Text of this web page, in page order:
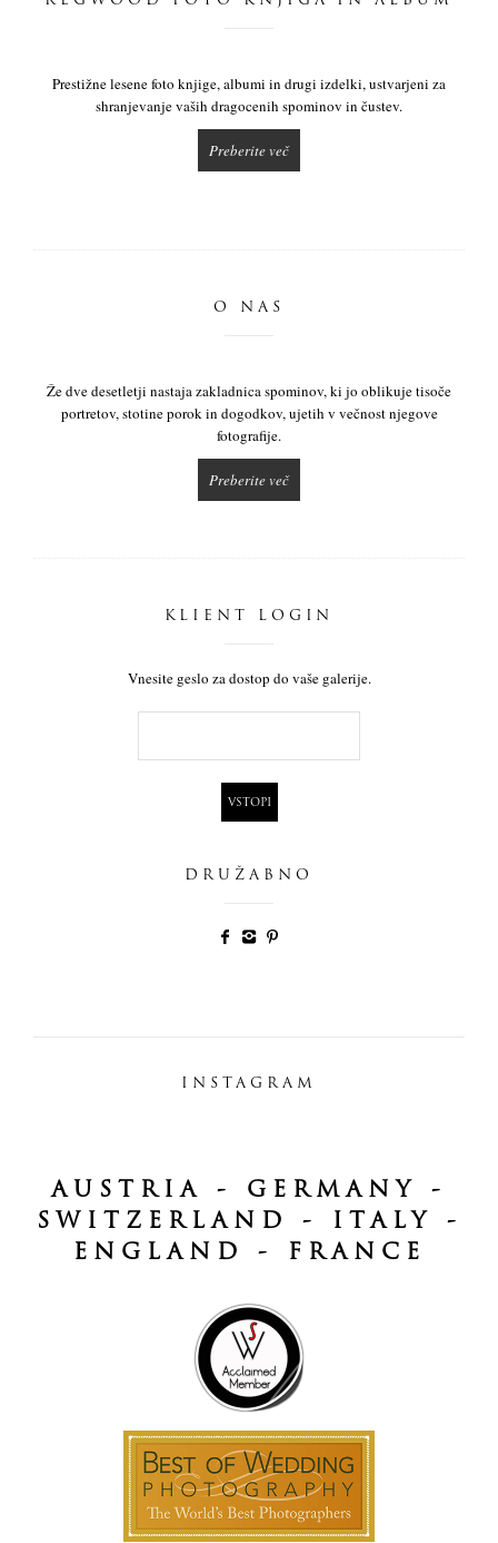
Prestižne lesene foto knjige, albumi in drugi izdelki, ustvarjeni za
shranjevanje vaših dragocenih spominov in čustev.
Preberite več
O NAS
Že dve desetletji nastaja zakladnica spominov, ki jo oblikuje tisoče
portretov, stotine porok in dogodkov, ujetih v večnost njegove
fotografije.
Preberite več
KLIENT LOGIN
Vnesite geslo za dostop do vaše galerije.
DRUŽABNO
INSTAGRAM
AUSTRIA - GERMANY -
SWITZERLAND - ITALY -
ENGLAND - FRANCE